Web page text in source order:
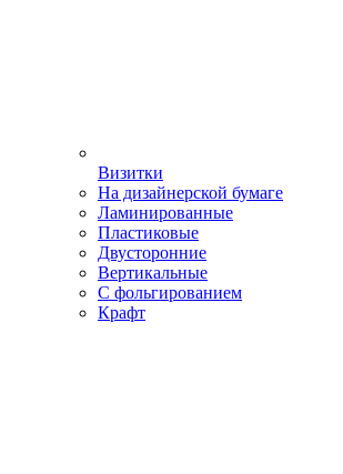
Визитки
На дизайнерской бумаге
Ламинированные
Пластиковые
Двусторонние
Вертикальные
С фольгированием
Крафт